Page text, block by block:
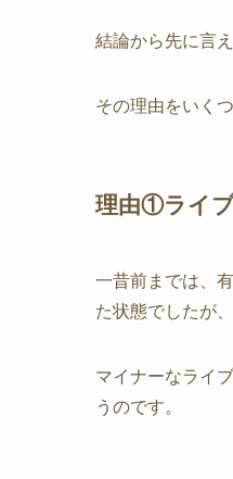
結論から先に言
その理由をいく
理由①ライ
一昔前までは、
た状態でしたが
マイナーなライ
うのです。